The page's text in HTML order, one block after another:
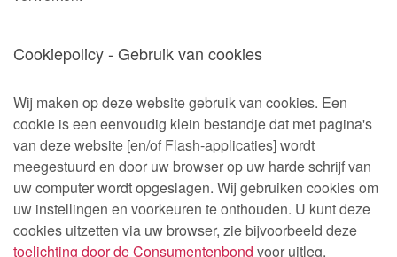
Cookiepolicy - Gebruik van cookies
Wij maken op deze website gebruik van cookies. Een
cookie is een eenvoudig klein bestandje dat met pagina's
van deze website [en/of Flash-applicaties] wordt
meegestuurd en door uw browser op uw harde schrijf van
uw computer wordt opgeslagen. Wij gebruiken cookies om
uw instellingen en voorkeuren te onthouden. U kunt deze
cookies uitzetten via uw browser, zie bijvoorbeeld deze
toelichting door de Consumentenbond voor uitleg.